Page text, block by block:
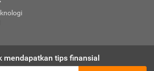
mendapatkan tips finansial